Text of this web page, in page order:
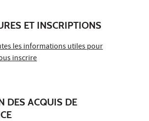
ET INSCRIPTIONS
les informations utiles pour
inscrire
DES ACQUIS DE